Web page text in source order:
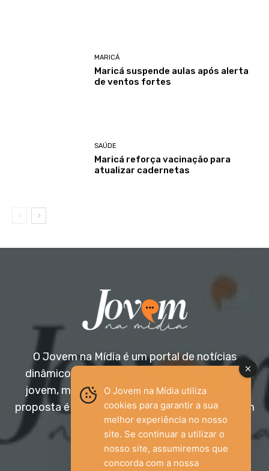
MARICÁ
Maricá suspende aulas após alerta
de ventos fortes
SAÚDE
Maricá reforça vacinação para
atualizar cadernetas
O Jovem na Mídia é um portal de notícias
dinâmico e acessível, voltado para o público
jovem, mas aberto a todas as idades. Nossa
proposta é trazer informação relevante com um
olhar diferenciado.
Entre em contato:
jovemnamidia2017@gmail.com
O Jovem na Mídia utiliza
cookies para garantir a sua
melhor experiência no nosso
site. Se continuar a utilizar o
nosso site, assumiremos que
concorda com a nossa